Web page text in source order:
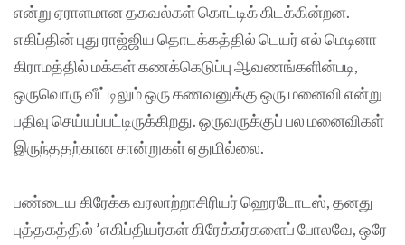
என்று ஏராளமான தகவல்கள் கொட்டிக் கிடக்கின்றன.
எகிப்தின் புது ராஜ்ஜிய தொடக்கத்தில் டெயர் எல் மெடினா
கிராமத்தில் மக்கள் கணக்கெடுப்பு ஆவணங்களின்படி,
ஒருவொரு வீட்டிலும் ஒரு கணவனுக்கு ஒரு மனைவி என்று
பதிவு செய்யப்பட்டிருக்கிறது. ஒருவருக்குப் பல மனைவிகள்
இருந்ததற்கான சான்றுகள் ஏதுமில்லை.
பண்டைய கிரேக்க வரலாற்றாசிரியர் ஹெரடோடஸ், தனது
புத்தகத்தில் ’எகிப்தியர்கள் கிரேக்கர்களைப் போலவே, ஒரே